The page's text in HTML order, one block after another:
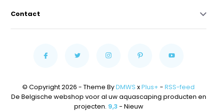
Contact
© Copyright 2026 - Theme ByDMWS xPlus+ - RSS-feed
De Belgische webshop voor al uw aquascaping producten en
projecten. 9,3 - Nieuw